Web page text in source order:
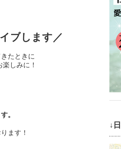
ブします／
たときに
しみに！
。
ます！
↓